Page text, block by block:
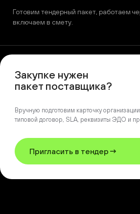
Готовим тендерный пакет, работаем
включаем в смету.
Закупке нужен
пакет поставщика?
Вручную подготовим карточку
типовой договор, SLA, реквизиты ЭДО и
Пригласить в тендер